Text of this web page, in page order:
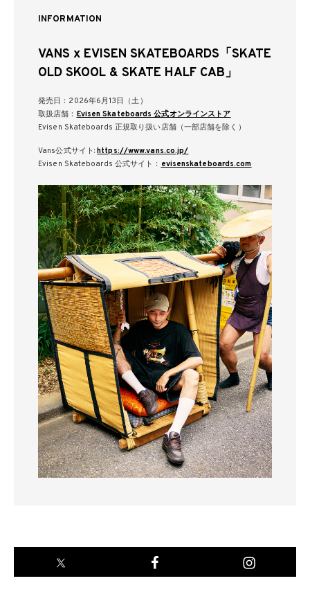
INFORMATION
VANS x EVISEN SKATEBOARDS「SKATE
OLD SKOOL & SKATE HALF CAB」
発売日：2026年6月13日（土）
取扱店舗： Evisen Skateboards 公式オンラインストア
Evisen Skateboards 正規取り扱い店舗（一部店舗を除く）
Vans公式サイト:https://www.vans.co.jp/
Evisen Skateboards 公式サイト： evisenskateboards.com